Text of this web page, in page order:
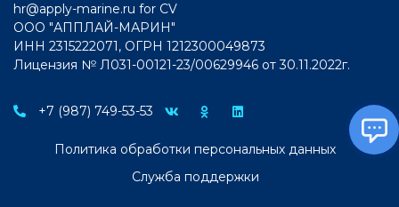
hr@apply-marine.ru for CV
ООО "АППЛАЙ-МАРИН"
ИНН 2315222071, ОГРН 1212300049873
Лицензия № Л031-00121-23/00629946 от 30.11.2022г.
+7 (987) 749-53-53
Политика обработки персональных данных
Служба поддержки